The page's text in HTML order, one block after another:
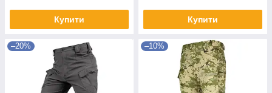
Купити Купити
–20% –10%